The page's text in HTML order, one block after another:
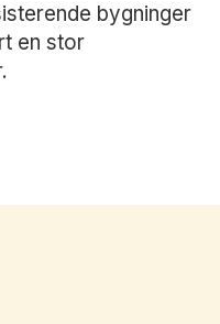
bygninger
en stor